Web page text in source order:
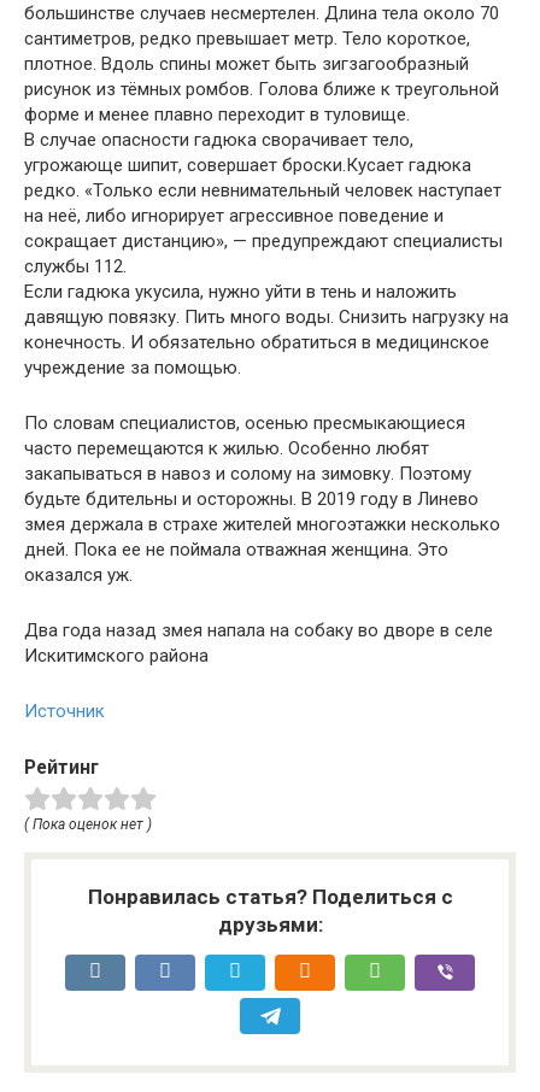
большинстве случаев несмертелен. Длина тела около 70
сантиметров, редко превышает метр. Тело короткое,
плотное. Вдоль спины может быть зигзагообразный
рисунок из тёмных ромбов. Голова ближе к треугольной
форме и менее плавно переходит в туловище.
В случае опасности гадюка сворачивает тело,
угрожающе шипит, совершает броски.Кусает гадюка
редко. «Только если невнимательный человек наступает
на неё, либо игнорирует агрессивное поведение и
сокращает дистанцию», — предупреждают специалисты
службы 112.
Если гадюка укусила, нужно уйти в тень и наложить
давящую повязку. Пить много воды. Снизить нагрузку на
конечность. И обязательно обратиться в медицинское
учреждение за помощью.
По словам специалистов, осенью пресмыкающиеся
часто перемещаются к жилью. Особенно любят
закапываться в навоз и солому на зимовку. Поэтому
будьте бдительны и осторожны. В 2019 году в Линево
змея держала в страхе жителей многоэтажки несколько
дней. Пока ее не поймала отважная женщина. Это
оказался уж.
Два года назад змея напала на собаку во дворе в селе
Искитимского района
Источник
Рейтинг
( Пока оценок нет )
Понравилась статья? Поделиться с
друзьями: